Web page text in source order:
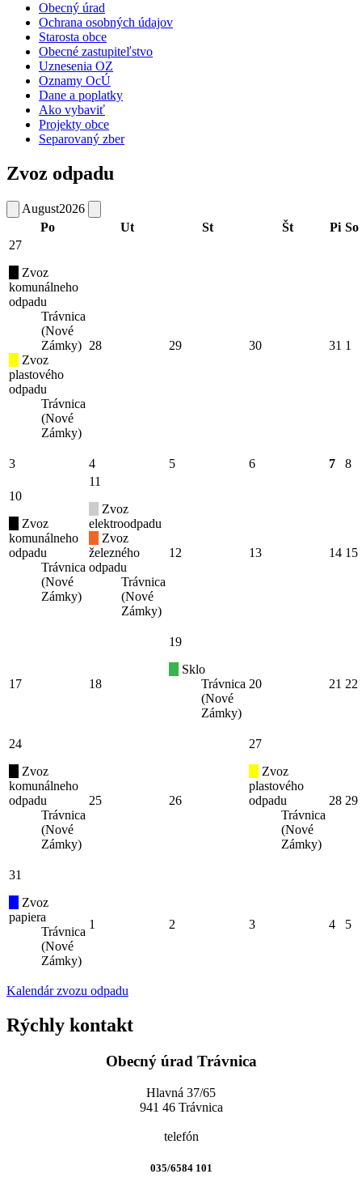
Obecný úrad
Ochrana osobných údajov
Starosta obce
Obecné zastupiteľstvo
Uznesenia OZ
Oznamy OcÚ
Dane a poplatky
Ako vybaviť
Projekty obce
Separovaný zber
Zvoz odpadu
August2026
Po
Ut St Št Pi So
27
Zvoz
komunálneho
odpadu
Trávnica
(Nové
Zámky)
Zvoz
plastového
odpadu
Trávnica
(Nové
Zámky)
28 29 30 31 1
3 4 5 6 7 8
10
Zvoz
komunálneho
odpadu
Trávnica
(Nové
Zámky)
11
Zvoz
elektroodpadu
Zvoz
železného
odpadu
Trávnica
(Nové
Zámky)
12 13 14 15
17 18
19
Sklo
Trávnica
(Nové
Zámky)
20 21 22
24
Zvoz
komunálneho
odpadu
Trávnica
(Nové
Zámky)
25 26
27
Zvoz
plastového
odpadu
Trávnica
(Nové
Zámky)
28 29
31
Zvoz
papiera
Trávnica
(Nové
Zámky)
1 2 3 4 5
Kalendár zvozu odpadu
Rýchly kontakt
Obecný úrad Trávnica
Hlavná 37/65
941 46 Trávnica
telefón
035/6584 101